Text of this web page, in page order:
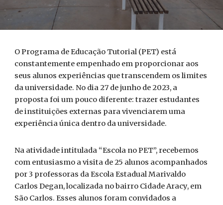
O Programa de Educação Tutorial (PET) está
constantemente empenhado em proporcionar aos
seus alunos experiências que transcendem os limites
da universidade. No dia 27 de junho de 2023, a
proposta foi um pouco diferente: trazer estudantes
de instituições externas para vivenciarem uma
experiência única dentro da universidade.
Na atividade intitulada “Escola no PET”, recebemos
com entusiasmo a visita de 25 alunos acompanhados
por 3 professoras da Escola Estadual Marivaldo
Carlos Degan, localizada no bairro Cidade Aracy, em
São Carlos. Esses alunos foram convidados a